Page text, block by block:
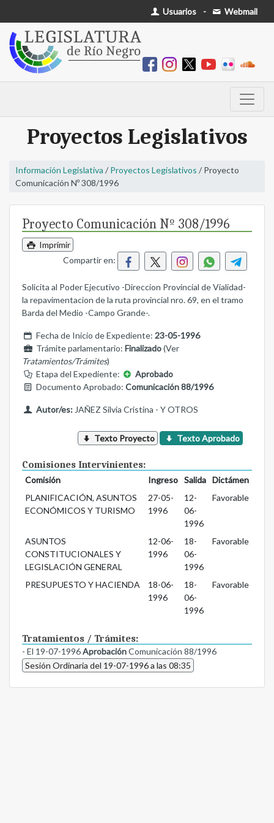
Usuarios - Webmail
Proyectos Legislativos
Información Legislativa / Proyectos Legislativos / Proyecto
Comunicación Nº 308/1996
Proyecto Comunicación Nº 308/1996
Imprimir
Compartir en:
Solicita al Poder Ejecutivo -Direccion Provincial de Vialidad-
la repavimentacion de la ruta provincial nro. 69, en el tramo
Barda del Medio -Campo Grande-.
Fecha de Inicio de Expediente: 23-05-1996
Trámite parlamentario: Finalizado(Ver
Tratamientos/Trámites)
Etapa del Expediente:
Aprobado
Documento Aprobado: Comunicación 88/1996
Autor/es:JAÑEZ Silvia Cristina - Y OTROS
Texto Proyecto Texto Aprobado
Comisiones Intervinientes:
Comisión Ingreso Salida
Dictámen
PLANIFICACIÓN, ASUNTOS
ECONÓMICOS Y TURISMO
27-05-
1996
12-
06-
1996
Favorable
ASUNTOS
CONSTITUCIONALES Y
LEGISLACIÓN GENERAL
12-06-
1996
18-
06-
1996
Favorable
PRESUPUESTO Y HACIENDA
18-06-
1996
18-
06-
1996
Favorable
Tratamientos / Trámites:
- El 19-07-1996AprobaciónComunicación 88/1996
Sesión Ordinaria del 19-07-1996 a las 08:35